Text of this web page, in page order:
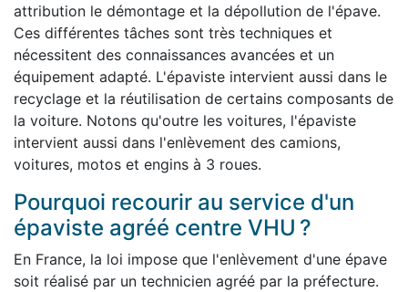
attribution le démontage et la dépollution de l'épave.
Ces différentes tâches sont très techniques et
nécessitent des connaissances avancées et un
équipement adapté. L'épaviste intervient aussi dans le
recyclage et la réutilisation de certains composants de
la voiture. Notons qu'outre les voitures, l'épaviste
intervient aussi dans l'enlèvement des camions,
voitures, motos et engins à 3 roues.
Pourquoi recourir au service d'un
épaviste agréé centre VHU ?
En France, la loi impose que l'enlèvement d'une épave
soit réalisé par un technicien agréé par la préfecture.